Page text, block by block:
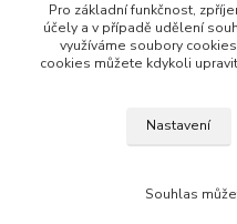
(Po-Pá - 9:00-
obchod@evterinka.cz
Pro základní funkčnost,
účely a v případě udělení
využíváme soubory
cookies můžete kdykoli
Nastavení
Souhlas